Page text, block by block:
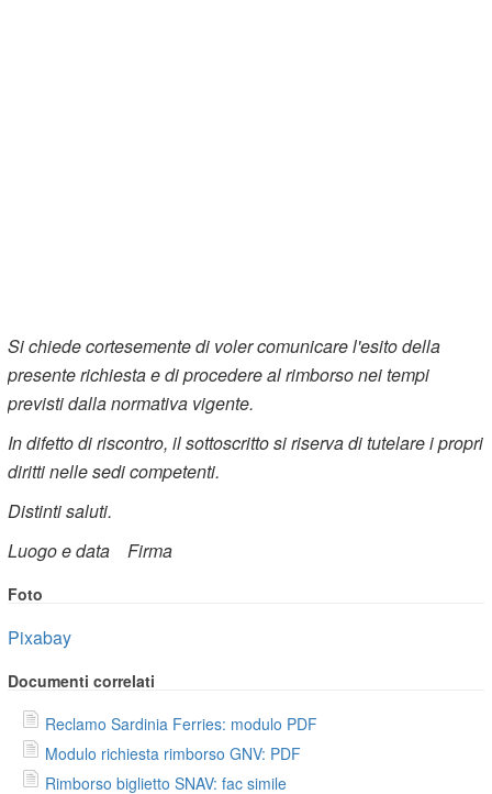
Si chiede cortesemente di voler comunicare l'esito della
presente richiesta e di procedere al rimborso nei tempi
previsti dalla normativa vigente.
In difetto di riscontro, il sottoscritto si riserva di tutelare i propri
diritti nelle sedi competenti.
Distinti saluti.
Luogo e data
Firma
Foto
Pixabay
Documenti correlati
Reclamo Sardinia Ferries: modulo PDF
Modulo richiesta rimborso GNV: PDF
Rimborso biglietto SNAV: fac simile